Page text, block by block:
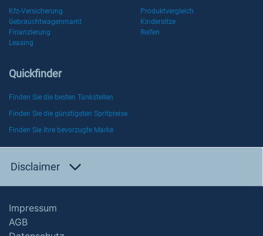
Kfz-Versicherung
Produktvergleich
Gebrauchtwagenmarkt
Kindersitze
Finanzierung
Reifen
Leasing
Quickfinder
Finden Sie die besten Tankstellen
Finden Sie die günstigsten Spritpreise
Finden Sie Ihre bevorzugte Marke
Disclaimer
Impressum
AGB